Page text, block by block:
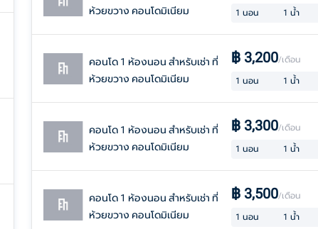
ห้วยขวาง คอนโดมิเนียม
1 นอน 1 น้ำ
คอนโด 1 ห้องนอน สำหรับเช่า ที่
ห้วยขวาง คอนโดมิเนียม
฿ 3,200/เดือน
1 นอน 1 น้ำ
คอนโด 1 ห้องนอน สำหรับเช่า ที่
ห้วยขวาง คอนโดมิเนียม
฿ 3,300/เดือน
1 นอน 1 น้ำ
คอนโด 1 ห้องนอน สำหรับเช่า ที่
ห้วยขวาง คอนโดมิเนียม
฿ 3,500/เดือน
1 นอน 1 น้ำ